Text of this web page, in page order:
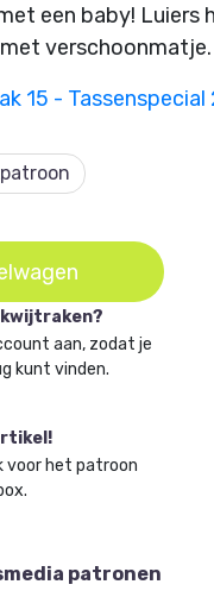
een baby! Luiers
verschoonmatje.
15 - Tassenspecial
aan, zodat je
kunt vinden.
voor het patroon
patronen